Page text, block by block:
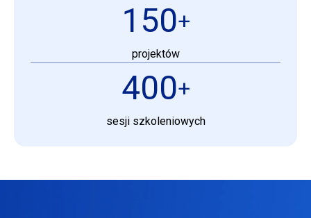
150+
projektów
400+
sesji szkoleniowych